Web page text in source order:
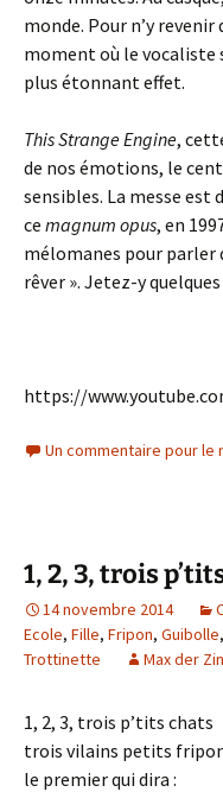
monde. Pour n’y revenir
moment où le vocaliste
plus étonnant effet.
This Strange Engine,
de nos émotions, le
sensibles. La messe est
ce magnum opus, en
mélomanes pour parler
rêver ». Jetez-y
https://
Un commentaire pour le
1, 2, 3, trois
14 novembre 2014
Ecole, Fille, Fripon, Guibolle,
Trottinette
Max der
1, 2, 3, trois p’tits chats
trois vilains petits
le premier qui dira :